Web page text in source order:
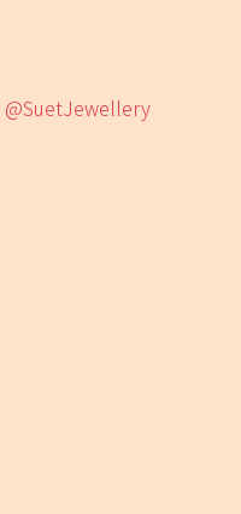
@SuetJewellery